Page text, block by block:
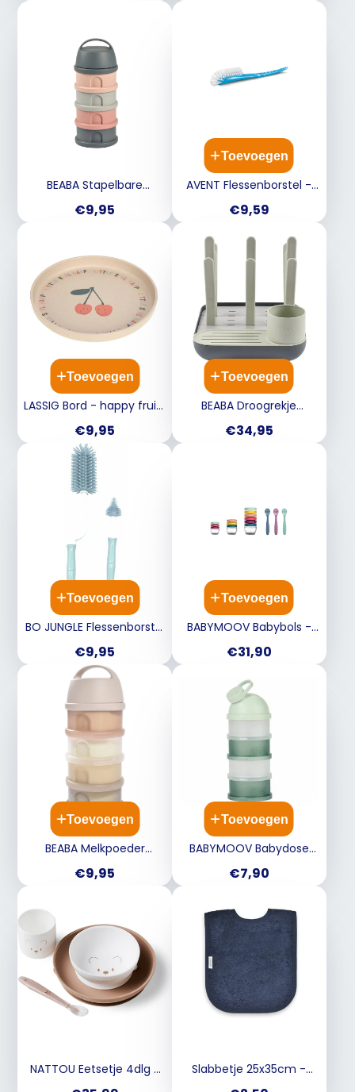
BEABA Stapelbare
grijs/roze / roze mineral
Prijs
€9,95
Toevoegen
AVENT Flessenborstel -
Prijs
€9,59
Toevoegen
LASSIG Bord - happy fruits
Prijs
€9,95
Toevoegen
BEABA Droogrekje
green/ mineral
Prijs
€34,95
Toevoegen
BO JUNGLE Flessenborstel
Prijs
€9,95
Toevoegen
BABYMOOV Babybols -
Prijs
€31,90
Toevoegen
BEABA Melkpoeder
argile
Prijs
€9,95
Toevoegen
BABYMOOV Babydose
mineral green
Prijs
€7,90
NATTOU Eetsetje 4dlg -
Slabbetje 25x35cm -